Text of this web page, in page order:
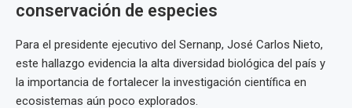
conservación de especies
Para el presidente ejecutivo del Sernanp, José Carlos Nieto,
este hallazgo evidencia la alta diversidad biológica del país y
la importancia de fortalecer la investigación científica en
ecosistemas aún poco explorados.